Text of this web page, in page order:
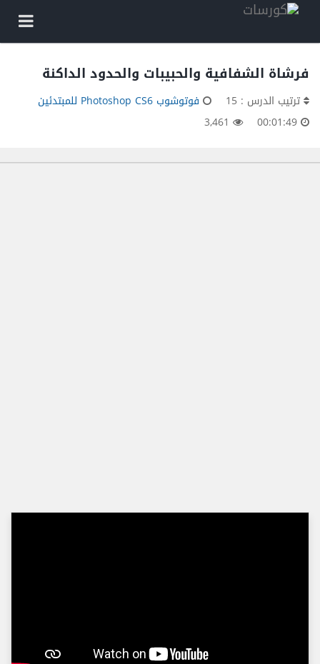
فرشاة الشفافية والحبيبات والحدود الداكنة
ترتيب الدرس : 15
فوتوشوب Photoshop CS6 للمبتدئين